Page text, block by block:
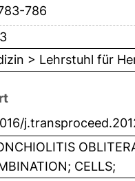
786
> Lehrstuhl für
CELLS;